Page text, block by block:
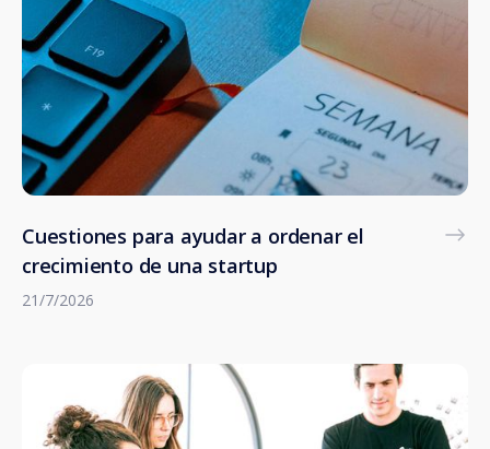
Cuestiones para ayudar a ordenar el
crecimiento de una startup
21/7/2026